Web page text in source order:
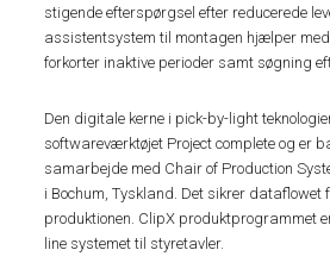
stigende efterspørgsel efter reducerede
assistentsystem til montagen hjælper
forkorter inaktive perioder samt søgning
Den digitale kerne i pick-by-light
softwareværktøjet Project complete og er
samarbejde med Chair of Production
i Bochum, Tyskland. Det sikrer dataflowet
produktionen. ClipX produktprogrammet
line systemet til styretavler.